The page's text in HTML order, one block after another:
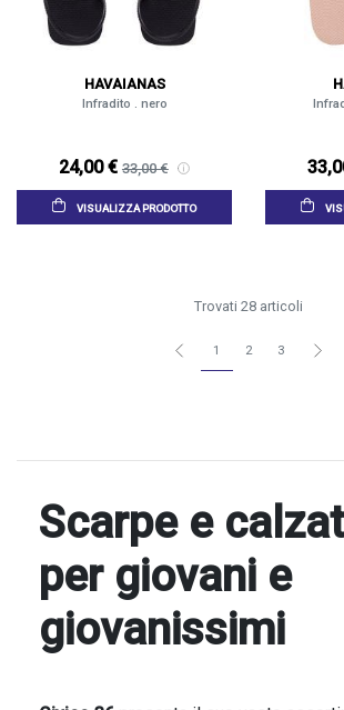
HAVAIANAS
Infradito . nero
24,00 € 33,00 €
VISUALIZZA PRODOTTO
Trovati 28 articoli
1 2 3
Scarpe e
per giovani e
giovanissimi